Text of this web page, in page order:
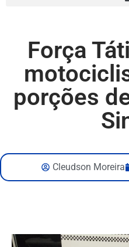
Força
porções
Cleudson Moreira